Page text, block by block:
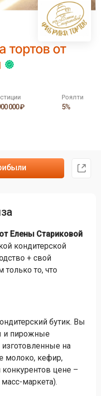
тортов от
000 ₽
Роялти
5%
Елены Стариковой
кондитерской
+ свой
только то, что
бутик. Вы
и пирожные
изготовленные на
молоко, кефир,
цене –
маркета).